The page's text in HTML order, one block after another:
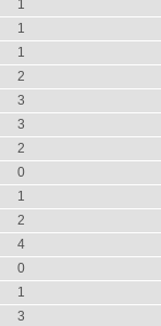
1
1
1
2
3
3
2
0
1
2
4
0
1
3